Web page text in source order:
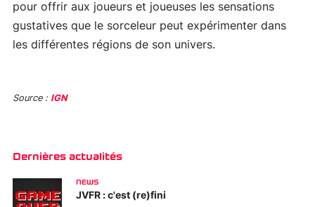
pour offrir aux joueurs et joueuses les sensations
gustatives que le sorceleur peut expérimenter dans
les différentes régions de son univers.
Source : IGN
Dernières actualités
NEWS
JVFR : c'est (re)fini